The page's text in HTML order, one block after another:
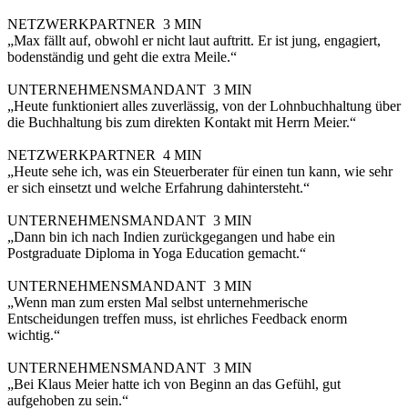
NETZWERKPARTNER 3 MIN
„Max fällt auf, obwohl er nicht laut auftritt. Er ist jung, engagiert,
bodenständig und geht die extra Meile.“
UNTERNEHMENSMANDANT 3 MIN
„Heute funktioniert alles zuverlässig, von der Lohnbuchhaltung über
die Buchhaltung bis zum direkten Kontakt mit Herrn Meier.“
NETZWERKPARTNER 4 MIN
„Heute sehe ich, was ein Steuerberater für einen tun kann, wie sehr
er sich einsetzt und welche Erfahrung dahintersteht.“
UNTERNEHMENSMANDANT 3 MIN
„Dann bin ich nach Indien zurückgegangen und habe ein
Postgraduate Diploma in Yoga Education gemacht.“
UNTERNEHMENSMANDANT 3 MIN
„Wenn man zum ersten Mal selbst unternehmerische
Entscheidungen treffen muss, ist ehrliches Feedback enorm
wichtig.“
UNTERNEHMENSMANDANT 3 MIN
„Bei Klaus Meier hatte ich von Beginn an das Gefühl, gut
aufgehoben zu sein.“